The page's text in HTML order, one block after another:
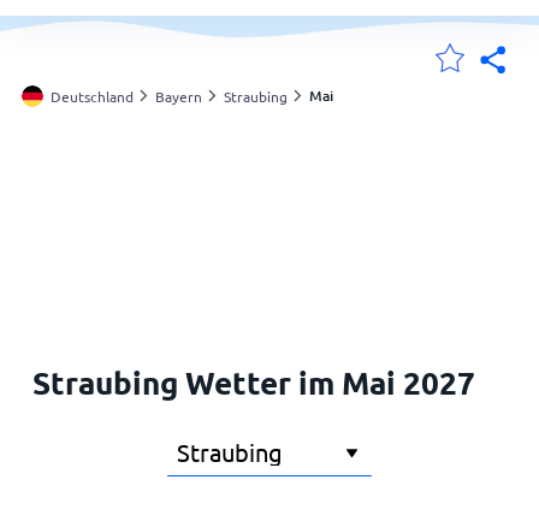
Schweiz
Österreich
Deutschland Bayern Straubing Mai
Straubing Wetter im Mai 2027